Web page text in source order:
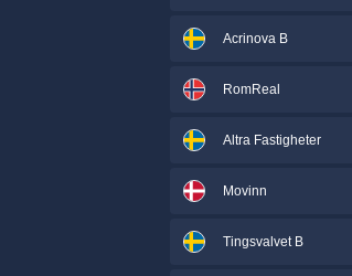
Acrinova B
RomReal
Altra Fastigheter
Movinn
Tingsvalvet B